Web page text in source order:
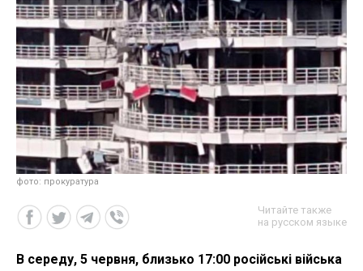
фото: прокуратура
Читайте также
на русском языке
В середу, 5 червня, близько 17:00 російські війська